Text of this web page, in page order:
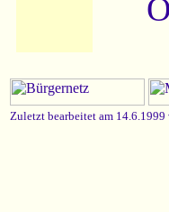
Zuletzt bearbeitet am